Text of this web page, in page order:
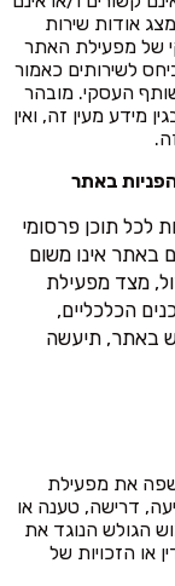
אודות שירות
של מפעילת האתר
לשירותים כאמור
העסקי. מובהר
מידע מעין זה, ואין
באתר
לכל תוכן פרסומי
באתר אינו משום
מצד מפעילת
הכלכליים,
באתר, תיעשה
את מפעילת
דרישה, טענה או
הגולש הנוגד את
או הזכויות של